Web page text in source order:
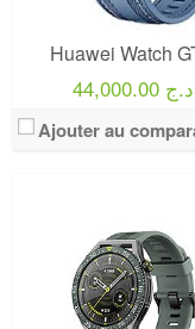
Huawei Watch
44,000.00 د.ج
Ajouter au